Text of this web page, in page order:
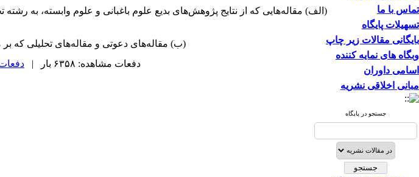
تماس با ما
تسهیلات پایگاه
بایگانی مقالات زیر چاپ
وبگاه های نمایه کننده
اسامی داوران
مبانی اخلاقی نشریه
جستجو در پایگاه
(الف) مقاله‌هایی که از نتایج پژوهش‌های بدیع علوم باغبانی و علوم وابسته، به
(ب) مقاله‌های دعوتی و مقاله‌های تحلیلی که بر
دفعات مشاهده: ۶۳۵۸ بار |
دفعات